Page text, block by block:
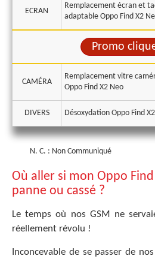
ECRAN
Remplacement écran et
adaptable Oppo Find X2
Promo
CAMÉRA
Remplacement vitre
Oppo Find X2 Neo
DIVERS Désoxydation Oppo Find
N. C. : Non Communiqué
Où aller si mon Oppo
panne ou cassé ?
Le temps où nos GSM ne
réellement révolu !
Inconcevable de se passer de